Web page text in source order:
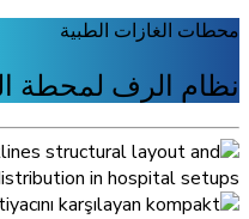
محطات الغازات الطبية
نظام الرف لمحطة